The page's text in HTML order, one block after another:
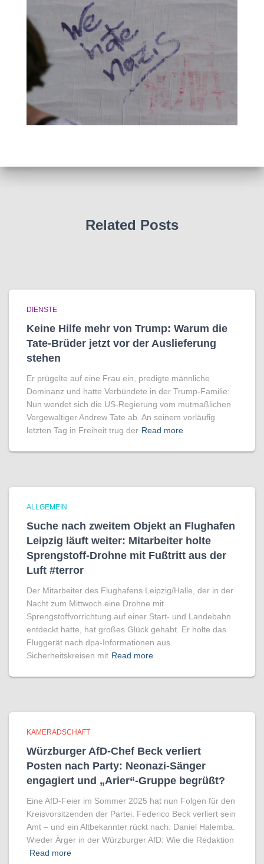
Related Posts
DIENSTE
Keine Hilfe mehr von Trump: Warum die
Tate-Brüder jetzt vor der Auslieferung
stehen
Er prügelte auf eine Frau ein, predigte männliche
Dominanz und hatte Verbündete in der Trump-Familie:
Nun wendet sich die US-Regierung vom mutmaßlichen
Vergewaltiger Andrew Tate ab. An seinem vorläufig
letzten Tag in Freiheit trug der Read more
ALLGEMEIN
Suche nach zweitem Objekt an Flughafen
Leipzig läuft weiter: Mitarbeiter holte
Sprengstoff-Drohne mit Fußtritt aus der
Luft #terror
Der Mitarbeiter des Flughafens Leipzig/Halle, der in der
Nacht zum Mittwoch eine Drohne mit
Sprengstoffvorrichtung auf einer Start- und Landebahn
entdeckt hatte, hat großes Glück gehabt. Er holte das
Fluggerät nach dpa-Informationen aus
Sicherheitskreisen mit Read more
KAMERADSCHAFT
Würzburger AfD-Chef Beck verliert
Posten nach Party: Neonazi-Sänger
engagiert und „Arier“-Gruppe begrüßt?
Eine AfD-Feier im Sommer 2025 hat nun Folgen für den
Kreisvorsitzenden der Partei. Federico Beck verliert sein
Amt – und ein Altbekannter rückt nach: Daniel Halemba.
Wieder Ärger in der Würzburger AfD: Wie die Redaktion
Read more